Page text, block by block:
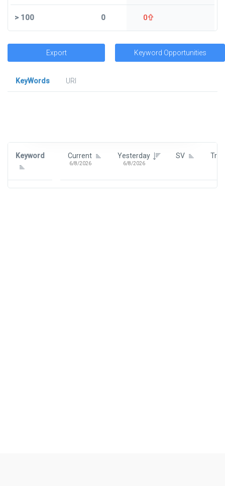
>100 0 0
Export Keyword Opportunities
KeyWords
URl
Keyword Current
6/8/2026
Yesterday
6/8/2026
SV